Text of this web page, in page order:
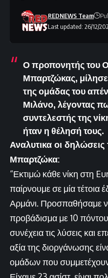
Last updated: 26/12/
REDNEWS Team
Ο προπονητής του
Μπαρτζώκας,
της ομάδας του
Μιλάνο, λέγοντας
συντελεστής της
ήταν η θέλησή τους.
Αναλυτικα οι
Μπαρτζώκα:
“Εκτιμώ κάθε νίκη στη
παίρνουμε σε μία τέτοια
Αρμάνι. Προσπαθήσαμε
προβάδισμα με 10
συνέχεια τις λύσεις και
αξία της διοργάνωσης
ομάδων που